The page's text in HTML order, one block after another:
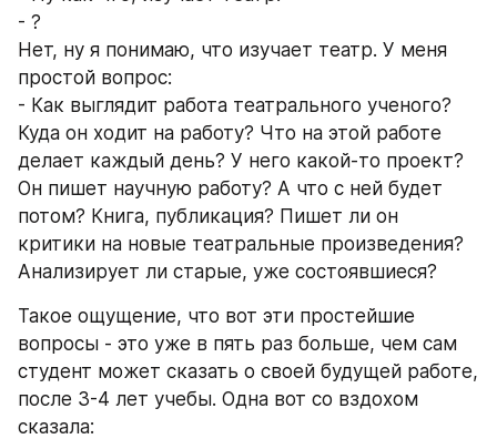
- ?
Нет, ну я понимаю, что изучает театр. У меня
простой вопрос:
- Как выглядит работа театрального ученого?
Куда он ходит на работу? Что на этой работе
делает каждый день? У него какой-то проект?
Он пишет научную работу? А что с ней будет
потом? Книга, публикация? Пишет ли он
критики на новые театральные произведения?
Анализирует ли старые, уже состоявшиеся?
Такое ощущение, что вот эти простейшие
вопросы - это уже в пять раз больше, чем сам
студент может сказать о своей будущей работе,
после 3-4 лет учебы. Одна вот со вздохом
сказала: